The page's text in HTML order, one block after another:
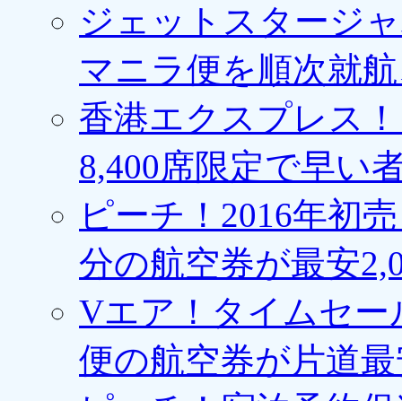
ジェットスタージ
マニラ便を順次就
香港エクスプレス
8,400席限定で早い
ピーチ！2016年初
分の航空券が最安
Vエア！タイムセー
便の航空券が片道最